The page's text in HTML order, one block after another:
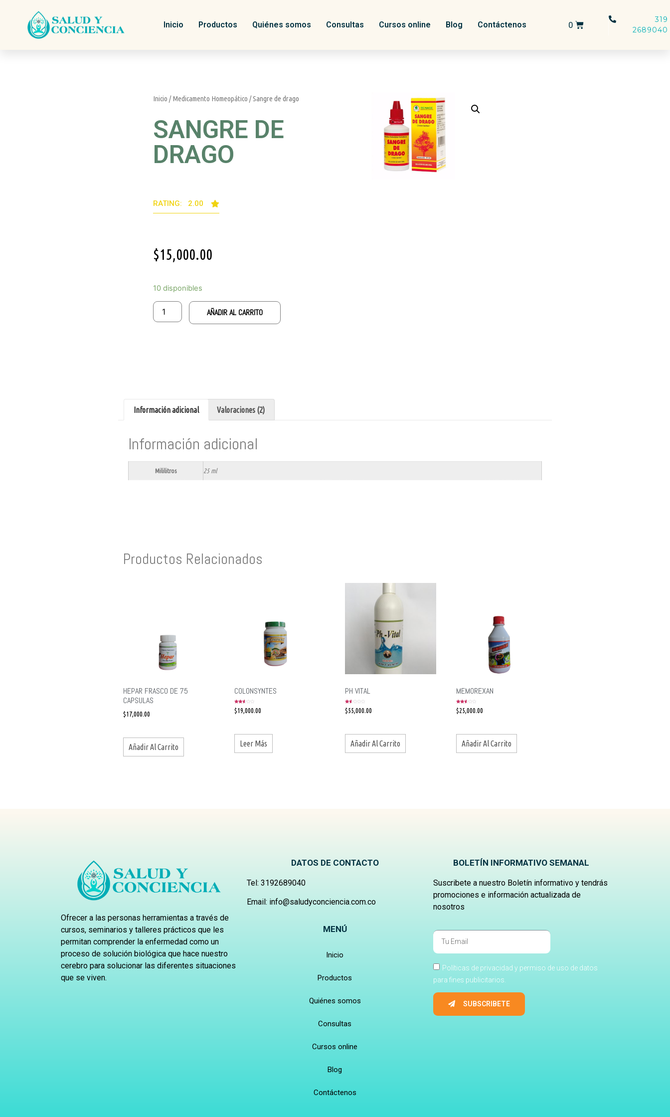
Inicio Productos Quiénes somos Consultas Cursos online Blog Contáctenos
319
2689040
Inicio /Medicamento Homeopático / Sangre de drago
SANGRE DE
DRAGO
RATING: 2.00
$15,000.00
10 disponibles
AÑADIR AL CARRITO
Información adicional Valoraciones (2)
Información adicional
Mililitros 25 ml
Productos Relacionados
HEPAR FRASCO DE 75
CAPSULAS
$17,000.00
Añadir Al Carrito
COLONSYNTES
Valorado
en
2.50
$19,000.00
Leer Más
PH VITAL
Valorado
en
1.46
$55,000.00
Añadir Al Carrito
MEMOREXAN
Valorado
en
2.50
$25,000.00
Añadir Al Carrito
Ofrecer a las personas herramientas a través de
cursos, seminarios y talleres prácticos que les
permitan comprender la enfermedad como un
proceso de solución biológica que hace nuestro
cerebro para solucionar las diferentes situaciones
que se viven.
DATOS DE CONTACTO
Tel:3192689040
Email: info@saludyconciencia.com.co
MENÚ
Inicio
Productos
Quiénes somos
Consultas
Cursos online
Blog
Contáctenos
BOLETÍN INFORMATIVO SEMANAL
Suscribete a nuestro Boletín informativo y tendrás
promociones e información actualizada de
nosotros
Políticas de privacidad y permiso de uso de datos
para fines publicitarios.
SUBSCRIBETE